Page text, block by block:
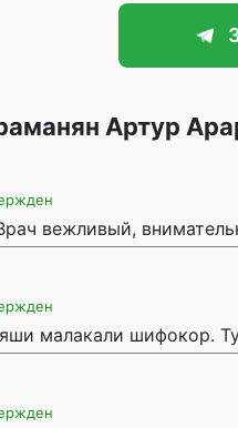
Артур
вежливый,
малакали шифокор.